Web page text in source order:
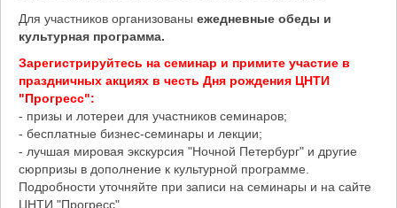
Для участников организованы ежедневные обеды и
культурная программа.
Зарегистрируйтесь на семинар и примите участие в
праздничных акциях в честь Дня рождения ЦНТИ
"Прогресс":
- призы и лотереи для участников семинаров;
- бесплатные бизнес-семинары и лекции;
- лучшая мировая экскурсия "Ночной Петербург" и другие
сюрпризы в дополнение к культурной программе.
Подробности уточняйте при записи на семинары и на сайте
ЦНТИ "Прогресс".